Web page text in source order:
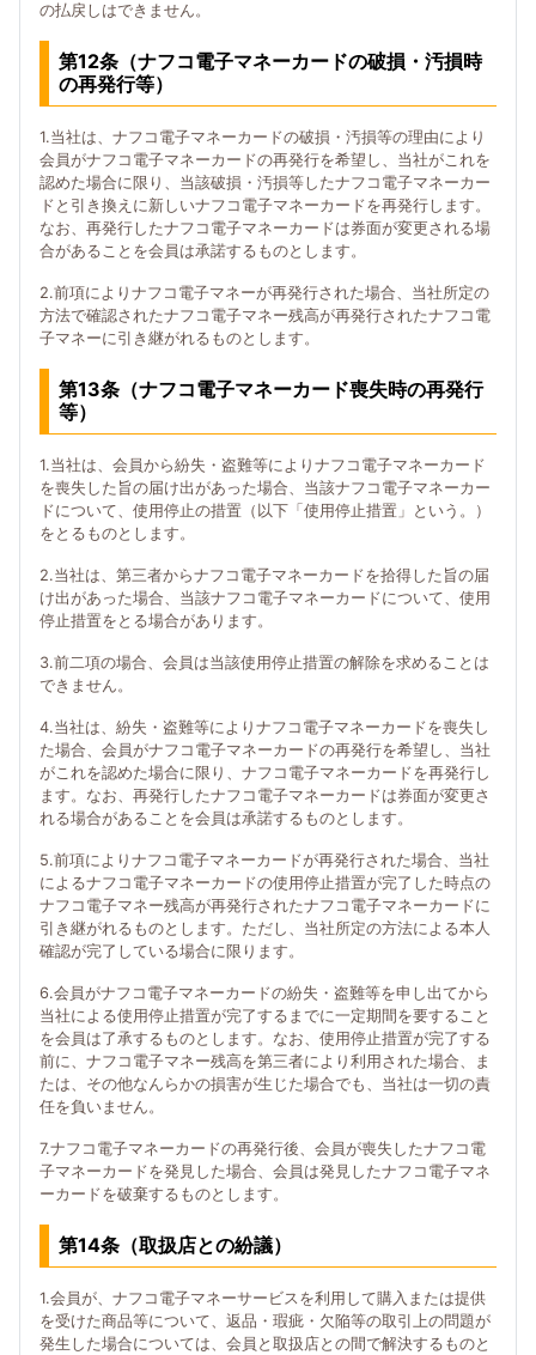
の払戻しはできません。
第12条（ナフコ電子マネーカードの破損・汚損時
の再発行等）
1.当社は、ナフコ電子マネーカードの破損・汚損等の理由により
会員がナフコ電子マネーカードの再発行を希望し、当社がこれを
認めた場合に限り、当該破損・汚損等したナフコ電子マネーカー
ドと引き換えに新しいナフコ電子マネーカードを再発行します。
なお、再発行したナフコ電子マネーカードは券面が変更される場
合があることを会員は承諾するものとします。
2.前項によりナフコ電子マネーが再発行された場合、当社所定の
方法で確認されたナフコ電子マネー残高が再発行されたナフコ電
子マネーに引き継がれるものとします。
第13条（ナフコ電子マネーカード喪失時の再発行
等）
1.当社は、会員から紛失・盗難等によりナフコ電子マネーカード
を喪失した旨の届け出があった場合、当該ナフコ電子マネーカー
ドについて、使用停止の措置（以下「使用停止措置」という。）
をとるものとします。
2.当社は、第三者からナフコ電子マネーカードを拾得した旨の届
け出があった場合、当該ナフコ電子マネーカードについて、使用
停止措置をとる場合があります。
3.前二項の場合、会員は当該使用停止措置の解除を求めることは
できません。
4.当社は、紛失・盗難等によりナフコ電子マネーカードを喪失し
た場合、会員がナフコ電子マネーカードの再発行を希望し、当社
がこれを認めた場合に限り、ナフコ電子マネーカードを再発行し
ます。なお、再発行したナフコ電子マネーカードは券面が変更さ
れる場合があることを会員は承諾するものとします。
5.前項によりナフコ電子マネーカードが再発行された場合、当社
によるナフコ電子マネーカードの使用停止措置が完了した時点の
ナフコ電子マネー残高が再発行されたナフコ電子マネーカードに
引き継がれるものとします。ただし、当社所定の方法による本人
確認が完了している場合に限ります。
6.会員がナフコ電子マネーカードの紛失・盗難等を申し出てから
当社による使用停止措置が完了するまでに一定期間を要すること
を会員は了承するものとします。なお、使用停止措置が完了する
前に、ナフコ電子マネー残高を第三者により利用された場合、ま
たは、その他なんらかの損害が生じた場合でも、当社は一切の責
任を負いません。
7.ナフコ電子マネーカードの再発行後、会員が喪失したナフコ電
子マネーカードを発見した場合、会員は発見したナフコ電子マネ
ーカードを破棄するものとします。
第14条（取扱店との紛議）
1.会員が、ナフコ電子マネーサービスを利用して購入または提供
を受けた商品等について、返品・瑕疵・欠陥等の取引上の問題が
発生した場合については、会員と取扱店との間で解決するものと